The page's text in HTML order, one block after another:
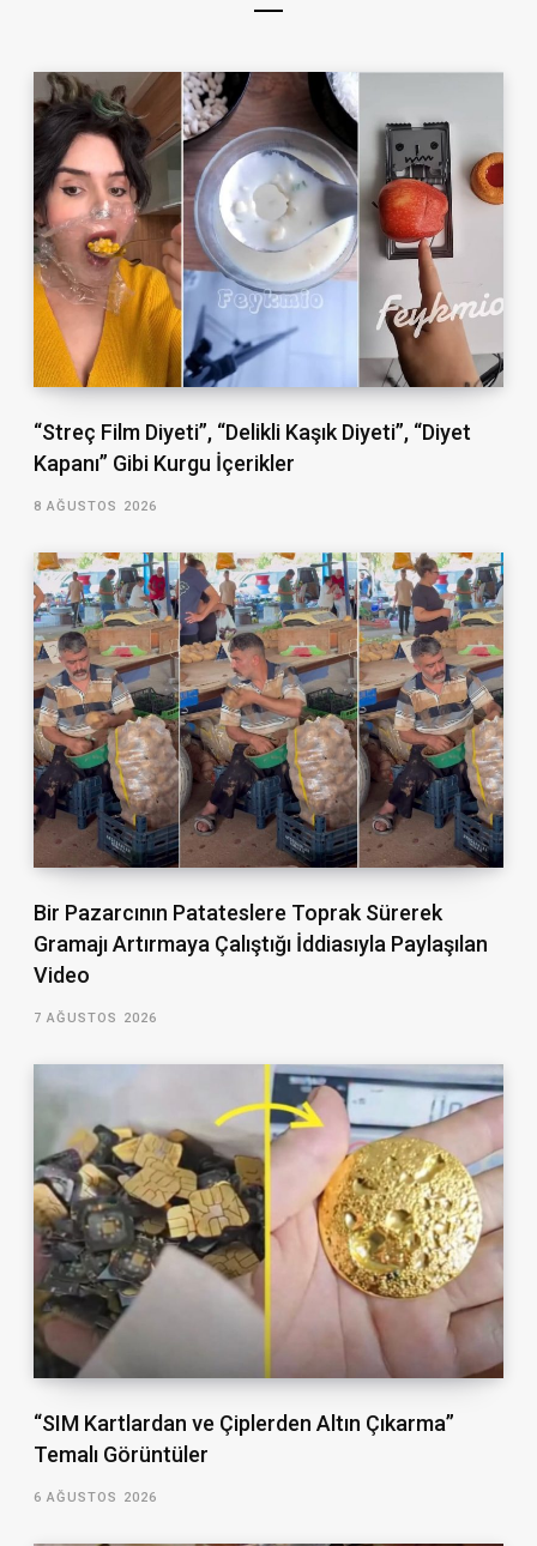
“Streç Film Diyeti”, “Delikli Kaşık Diyeti”, “Diyet
Kapanı” Gibi Kurgu İçerikler
8 AĞUSTOS 2026
Bir Pazarcının Patateslere Toprak Sürerek
Gramajı Artırmaya Çalıştığı İddiasıyla Paylaşılan
Video
7 AĞUSTOS 2026
“SIM Kartlardan ve Çiplerden Altın Çıkarma”
Temalı Görüntüler
6 AĞUSTOS 2026